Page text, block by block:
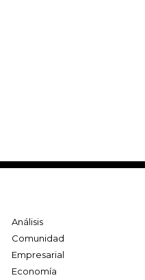
Análisis
Comunidad
Empresarial
Economía